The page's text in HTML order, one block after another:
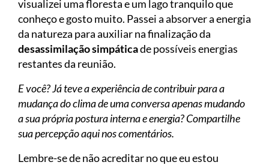
visualizei uma floresta e um lago tranquilo que
conheço e gosto muito. Passei a absorver a energia
da natureza para auxiliar na finalização da
desassimilaçãosimpáticade possíveis energias
restantes da reunião.
E você? Já teve a experiência de contribuir para a
mudança do clima de uma conversa apenas mudando
a sua própria postura interna e energia? Compartilhe
sua percepção aqui nos comentários.
Lembre-se de não acreditar no que eu estou